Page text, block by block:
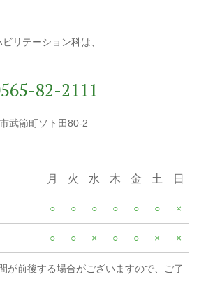
リテーション科は、
82-2111
武節町ソト田80-2
月 火 水 木 金 土 日
○ ○ ○ ○ ○ ○ ×
○ ○ × ○ ○ × ×
が前後する場合がございますので、ご了